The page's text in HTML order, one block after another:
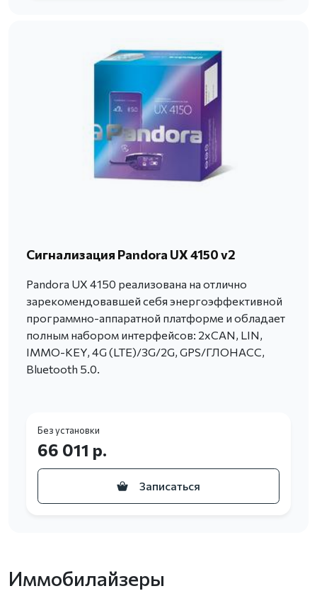
Сигнализация Pandora UX 4150 v2
Pandora UX 4150 реализована на отлично
зарекомендовавшей себя энергоэффективной
программно-аппаратной платформе и обладает
полным набором интерфейсов: 2хCAN, LIN,
IMMO-KEY, 4G (LTE)/3G/2G, GPS/ГЛОНАСС,
Bluetooth 5.0.
Без установки
66 011 р.
Записаться
Иммобилайзеры